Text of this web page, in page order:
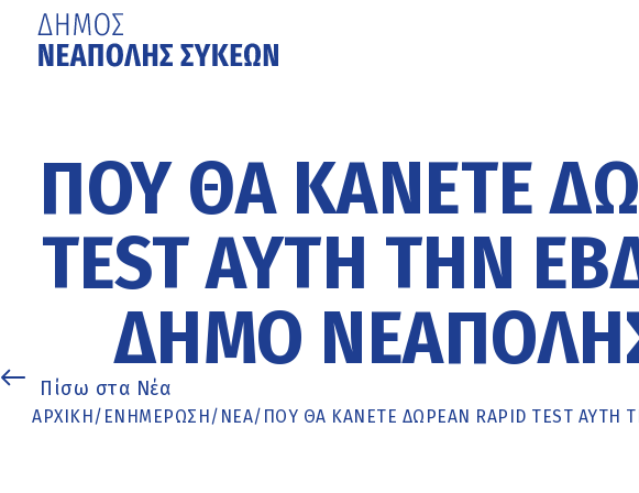
περιεχόμενο
ΠΟΎ ΘΑ ΚΆΝΕΤΕ
TEST ΑΥΤΉ ΤΗΝ
ΔΉΜΟ
Πίσω στα Νέα
ΑΡΧΙΚΉ/ ΕΝΗΜΈΡΩΣΗ/ ΝΕΑ/ ΠΟΎ ΘΑ ΚΆΝΕΤΕ ΔΩΡΕΆΝ RAPID TEST